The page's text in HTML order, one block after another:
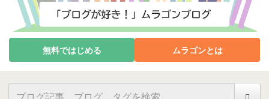
無料ではじめる ムラゴンとは